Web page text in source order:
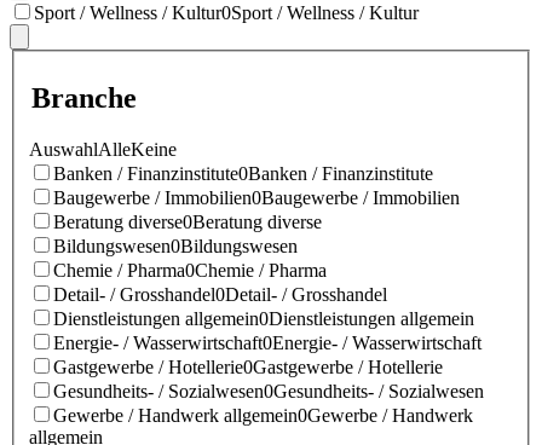
Sport / Wellness / Kultur0Sport / Wellness / Kultur
Branche
AuswahlAlleKeine
Banken / Finanzinstitute0Banken / Finanzinstitute
Baugewerbe / Immobilien0Baugewerbe / Immobilien
Beratung diverse0Beratung diverse
Bildungswesen0Bildungswesen
Chemie / Pharma0Chemie / Pharma
Detail- / Grosshandel0Detail- / Grosshandel
Dienstleistungen allgemein0Dienstleistungen allgemein
Energie- / Wasserwirtschaft0Energie- / Wasserwirtschaft
Gastgewerbe / Hotellerie0Gastgewerbe / Hotellerie
Gesundheits- / Sozialwesen0Gesundheits- / Sozialwesen
Gewerbe / Handwerk allgemein0Gewerbe / Handwerk
allgemein